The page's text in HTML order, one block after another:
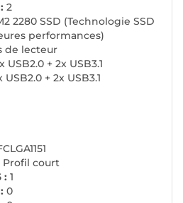
2
2280 SSD (Technologie SSD
performances)
de lecteur
USB2.0 + 2x USB3.1
USB2.0 + 2x USB3.1
Profil court
: 1
0